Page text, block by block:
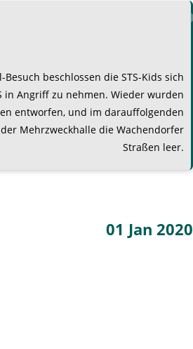
beschlossen die STS-Kids sich
in Angriff zu nehmen. Wieder wurden
entworfen, und im darauffolgenden
Mehrzweckhalle die Wachendorfer
Straßen leer.
01 Jan 2020